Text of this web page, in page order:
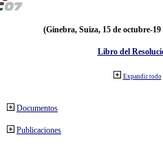
(Ginebra, Suiza, 15 de octubre-19
Libro del
Expandir todo
Documentos
Publicaciones